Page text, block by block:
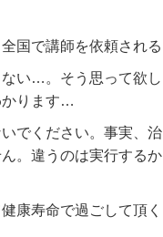
国で講師を依頼され
い…。そう思って欲
かります…
でください。事実、
。違うのは実行する
康寿命で過ごして頂